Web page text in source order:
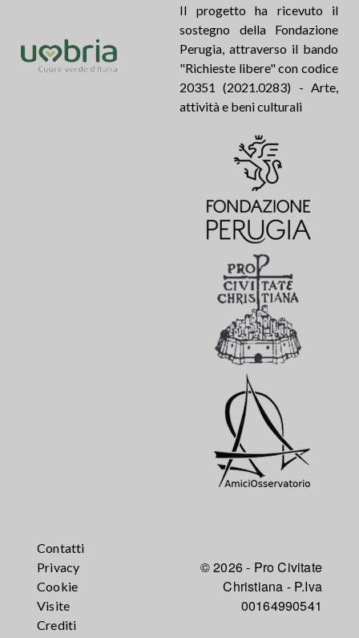
Il progetto ha ricevuto il
sostegno della Fondazione
Perugia, attraverso il bando
"Richieste libere" con codice
20351 (2021.0283) - Arte,
attività e beni culturali
Contatti
Privacy
Cookie
Visite
Crediti
© 2026 - Pro Civitate
Christiana - P.Iva
00164990541